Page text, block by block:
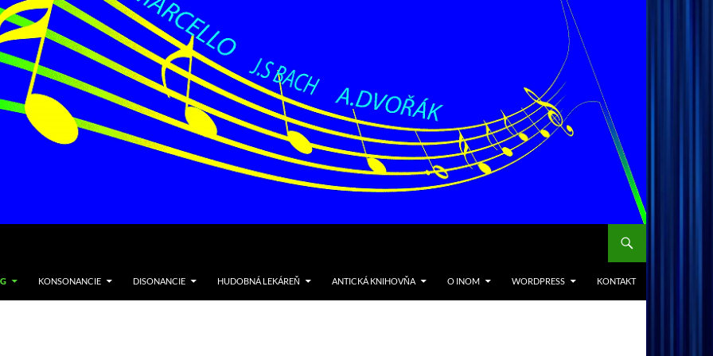
KONSONANCIE DISONANCIE HUDOBNÁ LEKÁREŇ ANTICKÁ KNIHOVŇA O INOM WORDPRESS KONTAKT